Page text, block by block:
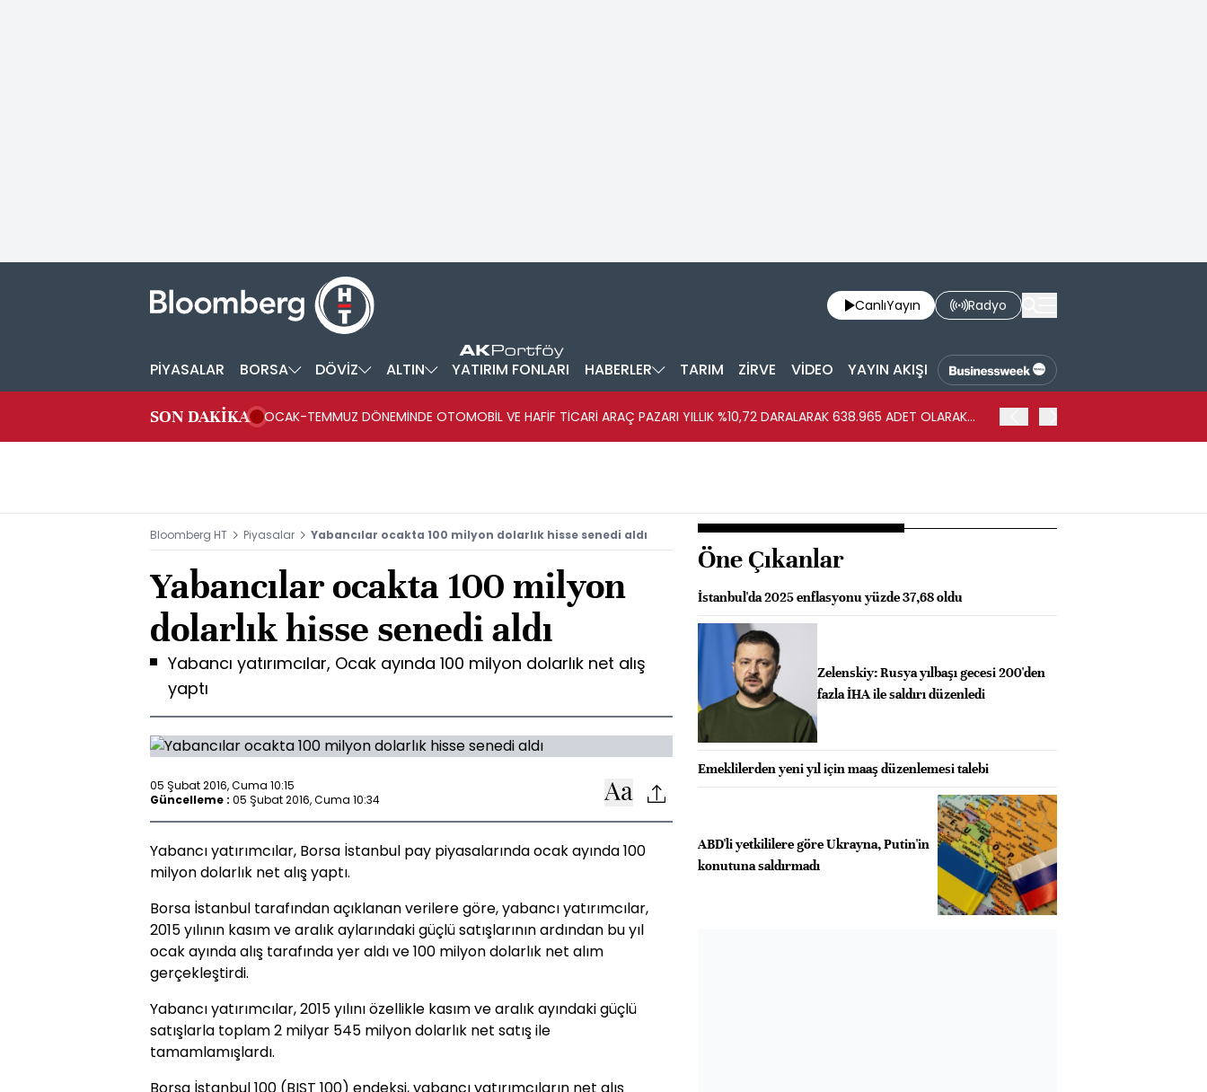
CanlıYayın Radyo
PİYASALAR BORSA DÖVİZ ALTIN YATIRIM FONLARI HABERLER TARIM ZİRVE VİDEO YAYIN AKIŞI
SON DAKİKA
OCAK-TEMMUZ DÖNEMİNDE OTOMOBİL VE HAFİF TİCARİ ARAÇ PAZARI YILLIK %10,72 DARALARAK 638.965 ADET OLARAK
Bloomberg HT Piyasalar Yabancılar ocakta 100 milyon dolarlık hisse senedi aldı
Yabancılar ocakta 100 milyon
dolarlık hisse senedi aldı
Yabancı yatırımcılar, Ocak ayında 100 milyon dolarlık net alış
yaptı
05 Şubat 2016, Cuma 10:15
Güncelleme : 05 Şubat 2016, Cuma 10:34
Yabancı yatırımcılar, Borsa İstanbul pay piyasalarında ocak ayında 100
milyon dolarlık net alış yaptı.
Borsa İstanbul tarafından açıklanan verilere göre, yabancı yatırımcılar,
2015 yılının kasım ve aralık aylarındaki güçlü satışlarının ardından bu yıl
ocak ayında alış tarafında yer aldı ve 100 milyon dolarlık net alım
gerçekleştirdi.
Yabancı yatırımcılar, 2015 yılını özellikle kasım ve aralık ayındaki güçlü
satışlarla toplam 2 milyar 545 milyon dolarlık net satış ile
tamamlamışlardı.
Öne Çıkanlar
İstanbul'da 2025 enflasyonu yüzde 37,68 oldu
Zelenskiy: Rusya yılbaşı gecesi 200'den
fazla İHA ile saldırı düzenledi
Emeklilerden yeni yıl için maaş düzenlemesi talebi
ABD'li yetkililere göre Ukrayna, Putin'in
konutuna saldırmadı